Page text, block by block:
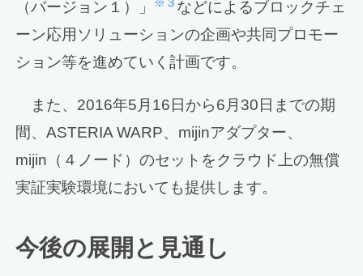
（バージョン１）」
などによるブロックチェ
ーン応用ソリューションの企画や共同プロモー
ション等を進めていく計画です。
また、2016年5月16日から6月30日までの期
間、ASTERIA WARP、mijinアダプター、
mijin（４ノード）のセットをクラウド上の無償
実証実験環境においても提供します。
今後の展開と見通し